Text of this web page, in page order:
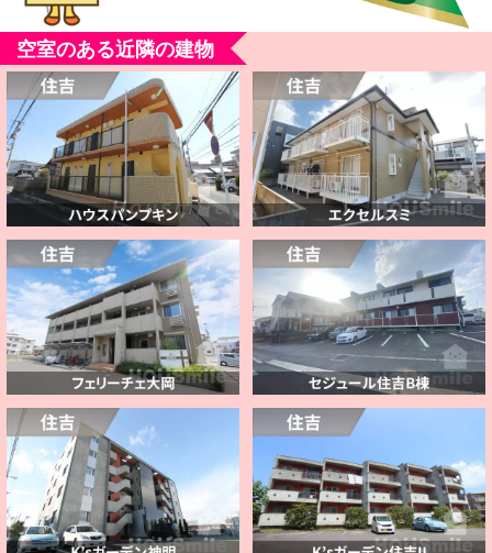
空室のある近隣の建物